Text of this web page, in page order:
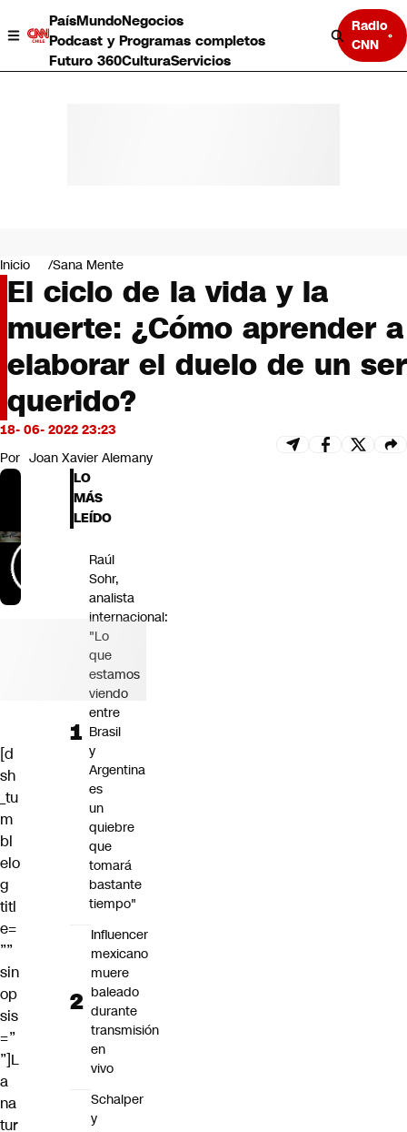
PaísMundoNegocios
Podcast y Programas completos
Futuro 360CulturaServicios
Radio
CNN
Negocios
Deportes
Programas completos
Cultura
Servicios
Bits
CNN tiempo
Futuro 360
Inicio Sana Mente
El ciclo de la vida y la
muerte: ¿Cómo aprender a
elaborar el duelo de un ser
querido?
18- 06- 2022 23:23
Por Joan Xavier Alemany
[d
sh
_tu
m
bl
elo
g
titl
e=
””
sin
op
sis
=”
”]L
a
na
tur
LO
MÁS
LEÍDO
Raúl
Sohr,
analista
internacional:
"Lo
que
estamos
viendo
entre
Brasil
y
Argentina
es
un
quiebre
que
tomará
bastante
tiempo"
Influencer
mexicano
muere
baleado
durante
transmisión
en
vivo
Schalper
y